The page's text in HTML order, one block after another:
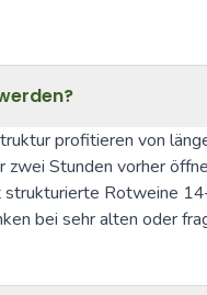
profitieren von
Stunden vorher
Rotweine
bei sehr alten oder